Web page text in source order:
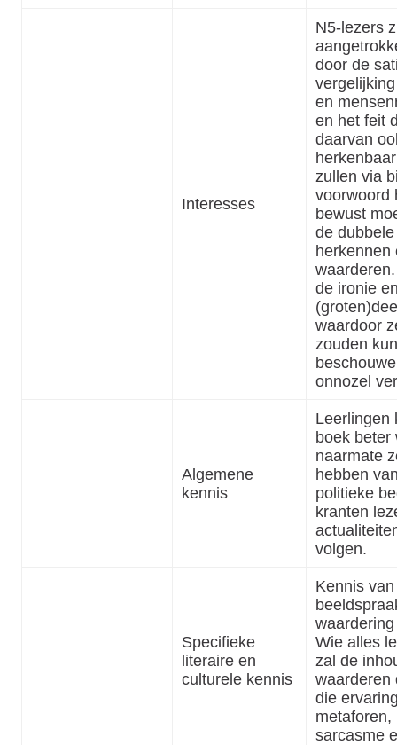
Interesses
N5-lezers
door de
en
en het feit
daarvan
zullen via
voorwoord
bewust
de
herkennen
de ironie
waardoor
zouden
onnozel
Algemene
kennis
Leerlingen
boek beter
naarmate
hebben
politieke
kranten
volgen.
Specifieke
literaire en
culturele kennis
Kennis
Wie alles
zal de
waarderen
die
metaforen,
sarcasme